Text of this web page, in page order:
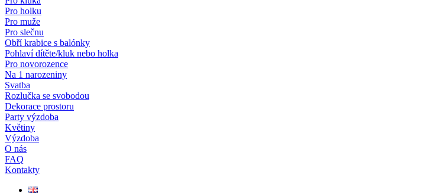
Pro holku
Pro muže
Pro slečnu
Obří krabice s balónky
Pohlaví dítěte/kluk nebo holka
Pro novorozence
Na 1 narozeniny
Svatba
Rozlučka se svobodou
Dekorace prostoru
Party výzdoba
Květiny
Výzdoba
O nás
FAQ
Kontakty